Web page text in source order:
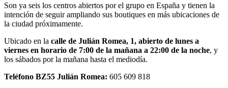
Son ya seis los centros abiertos por el grupo en España y tienen la
intención de seguir ampliando sus boutiques en más ubicaciones de
la ciudad próximamente.
Ubicado en la calle de Julián Romea, 1, abierto de lunes a
viernes en horario de 7:00 de la mañana a 22:00 de la noche, y
los sábados por la mañana hasta el mediodía.
Teléfono BZ55 Julián Romea: 605 609 818